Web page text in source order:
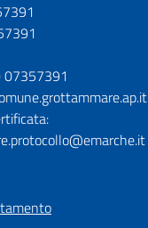
07357391